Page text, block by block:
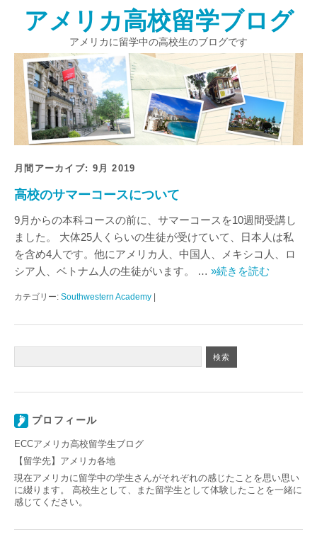
アメリカ高校留学ブログ
アメリカに留学中の高校生のブログです
月間アーカイブ: 9月 2019
高校のサマーコースについて
9月からの本科コースの前に、サマーコースを10週間受講し
ました。 大体25人くらいの生徒が受けていて、日本人は私
を含め4人です。他にアメリカ人、中国人、メキシコ人、ロ
シア人、ベトナム人の生徒がいます。 … »続きを読む
カテゴリー: Southwestern Academy |
プロフィール
ECCアメリカ高校留学生ブログ
【留学先】アメリカ各地
現在アメリカに留学中の学生さんがそれぞれの感じたことを思い思い
に綴ります。 高校生として、また留学生として体験したことを一緒に
感じてください。